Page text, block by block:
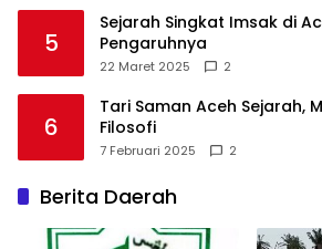
5
Sejarah Singkat Imsak di
Pengaruhnya
22 Maret 2025 2
6
Tari Saman Aceh Sejarah,
Filosofi
7 Februari 2025 2
Berita Daerah